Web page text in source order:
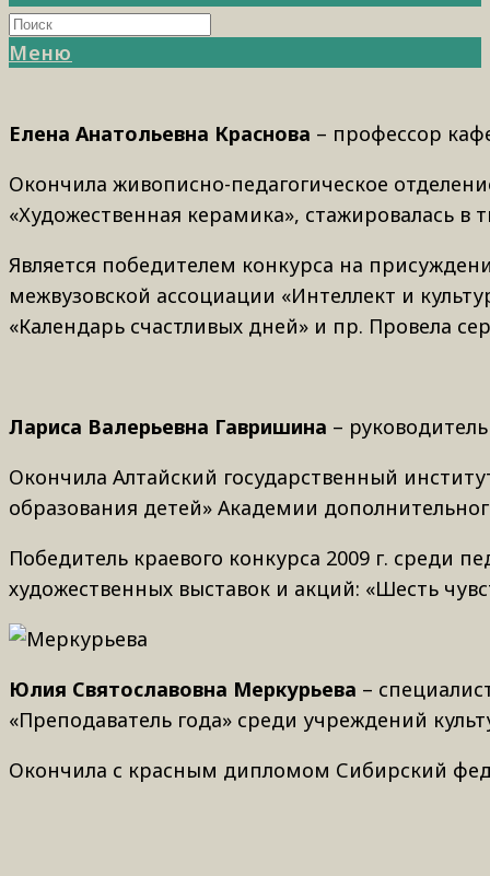
Меню
Елена Анатольевна Краснова – профессор
Окончила живописно-педагогическое
«Художественная керамика», стажировалась
Является победителем конкурса на
межвузовской ассоциации «Интеллект и
«Календарь счастливых дней» и пр. Провела
Лариса Валерьевна Гавришина –
Окончила Алтайский государственный
образования детей» Академии
Победитель краевого конкурса 2009 г. среди
художественных выставок и акций: «Шесть
Юлия Святославовна Меркурьева –
«Преподаватель года» среди учреждений
Окончила с красным дипломом Сибирский